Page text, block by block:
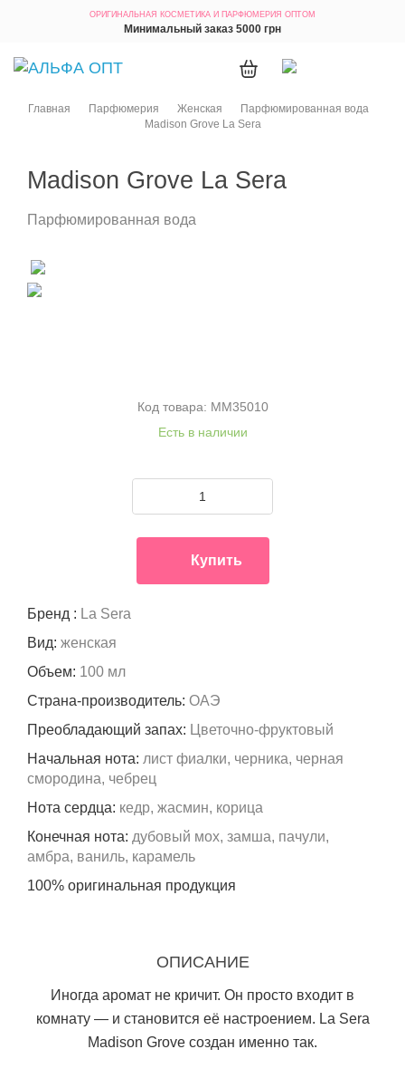
ОРИГИНАЛЬНАЯ КОСМЕТИКА И ПАРФЮМЕРИЯ ОПТОМ
Минимальный заказ 5000 грн
Главная Парфюмерия Женская
Парфюмированная вода
Madison Grove La Sera
Бренд : La Sera
Вид: женская
Объем: 100 мл
Страна-производитель: ОАЭ
Преобладающий запах: Цветочно-фруктовый
Начальная нота: лист фиалки, черника, черная
смородина, чебрец
Нота сердца: кедр, жасмин, корица
Конечная нота: дубовый мох, замша, пачули,
амбра, ваниль, карамель
100% оригинальная продукция
Madison Grove La Sera
Парфюмированная вода
Код товара: MM35010
Есть в наличии
Купить
ОПИСАНИЕ
Иногда аромат не кричит. Он просто входит в
комнату — и становится её настроением. La Sera
Madison Grove создан именно так.